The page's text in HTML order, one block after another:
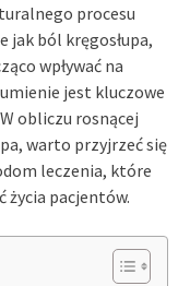
procesu
jak ból kręgosłupa,
wpływać na
jest kluczowe
obliczu rosnącej
warto przyjrzeć się
leczenia, które
życia pacjentów.